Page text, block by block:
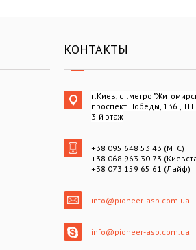
КОНТАКТЫ
г.Киев, ст.метро
проспект Победы, 136 , ТЦ
3-й этаж
+38 095 648 53 43 (МТС)
+38 068 963 30 73
+38 073 159 65 61 (Лайф)
info@pioneer-asp.com.ua
info@pioneer-asp.com.ua